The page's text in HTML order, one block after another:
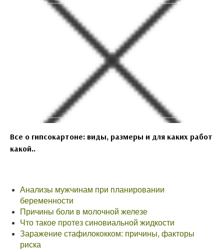
Все о гипсокартоне: виды, размеры и для каких работ
какой..
Анализы мужчинам при планировании
беременности
Причины боли в молочной железе
Что такое протез синовиальной жидкости
Заражение стафилококком: причины, факторы
риска